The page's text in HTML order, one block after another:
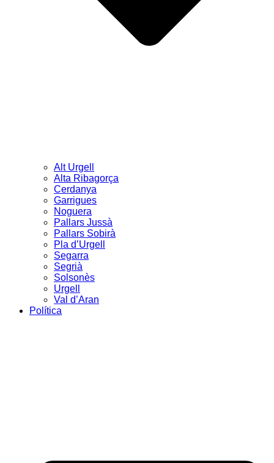
Alt Urgell
Alta Ribagorça
Cerdanya
Garrigues
Noguera
Pallars Jussà
Pallars Sobirà
Pla d’Urgell
Segarra
Segrià
Solsonès
Urgell
Val d’Aran
Política